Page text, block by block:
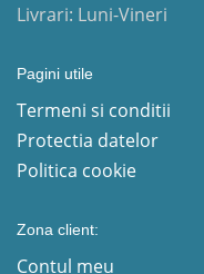
Livrari: Luni-Vineri
Pagini utile
Termeni si conditii
Protectia datelor
Politica cookie
Zona client:
Contul meu